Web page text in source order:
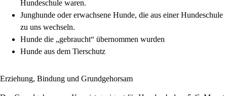
Hundeschule waren.
Junghunde oder erwachsene Hunde, die aus einer Hundeschule
zu uns wechseln.
Hunde die „gebraucht“ übernommen wurden
Hunde aus dem Tierschutz
Erziehung, Bindung und Grundgehorsam